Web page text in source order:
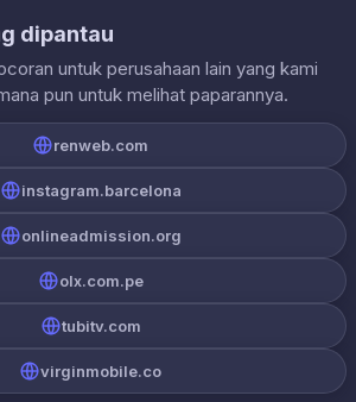
dipantau
untuk perusahaan lain yang kami
pun untuk melihat paparannya.
renweb.com
instagram.barcelona
onlineadmission.org
olx.com.pe
tubitv.com
virginmobile.co